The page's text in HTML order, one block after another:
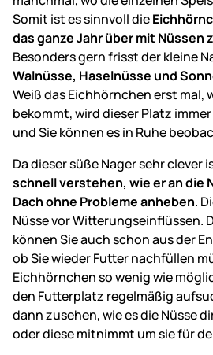
Somit ist es sinnvoll die
das ganze Jahr über mit Nüssen
Besonders gern frisst der kleine
Walnüsse, Haselnüsse und
Weiß das Eichhörnchen erst mal,
bekommt, wird dieser Platz
und Sie können es in Ruhe
Da dieser süße Nager sehr clever
schnell verstehen, wie er an die
Dach ohne Probleme anheben.
Nüsse vor Witterungseinflüssen.
können Sie auch schon aus der
ob Sie wieder Futter nachfüllen
Eichhörnchen so wenig wie
den Futterplatz regelmäßig
dann zusehen, wie es die Nüsse
oder diese mitnimmt um sie für